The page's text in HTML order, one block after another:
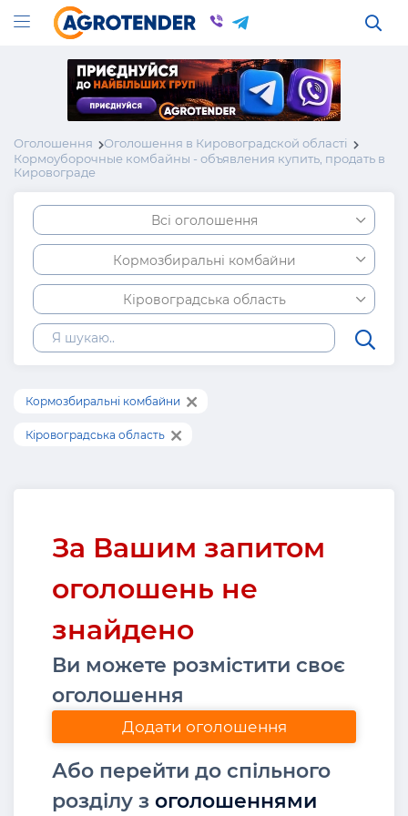
Оголошення
Оголошення в Кировоградской області
Кормоуборочные комбайны - объявления купить, продать в
Кировограде
Всі оголошення
Кормозбиральні комбайни
Кіровоградська область
Кормозбиральні комбайни
Кіровоградська область
За Вашим запитом
оголошень не
знайдено
Ви можете розмістити своє
оголошення
Додати оголошення
Або перейти до спільного
розділу з оголошеннями